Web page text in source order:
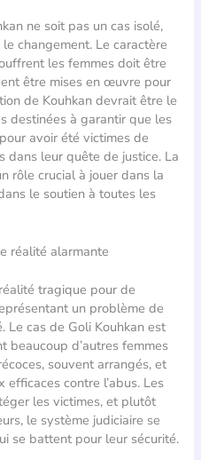
ne soit pas un cas isolé,
changement. Le caractère
les femmes doit être
être mises en œuvre pour
de Kouhkan devrait être le
destinées à garantir que les
avoir été victimes de
dans leur quête de justice. La
rôle crucial à jouer dans la
le soutien à toutes les
réalité alarmante
tragique pour de
un problème de
Le cas de Goli Kouhkan est
beaucoup d’autres femmes
souvent arrangés, et
contre l’abus. Les
les victimes, et plutôt
le système judiciaire se
se battent pour leur sécurité.